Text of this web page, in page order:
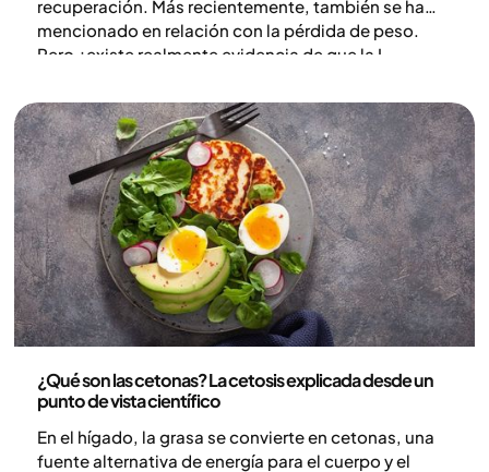
recuperación. Más recientemente, también se ha
mencionado en relación con la pérdida de peso.
Pero ¿existe realmente evidencia de que la L-
artículo, repasamos lo que muestra la investigación
y aclaramos afirmaciones comunes sobre la L-
glutamina.
¿Qué son las cetonas? La cetosis explicada desde un
punto de vista científico
En el hígado, la grasa se convierte en cetonas, una
fuente alternativa de energía para el cuerpo y el